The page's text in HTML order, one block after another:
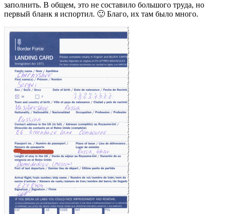
заполнить. В общем, это не составило большого труда, но
первый бланк я испортил. 🙂 Благо, их там было много.